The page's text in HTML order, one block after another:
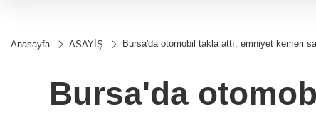
Anasayfa ASAYİŞ Bursa'da otomobil takla attı, emniyet kemeri
Bursa'da